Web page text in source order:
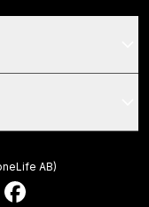
FACEBOOK
AB)